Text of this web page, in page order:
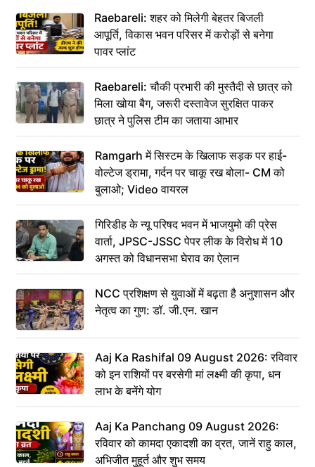
Raebareli: शहर को मिलेगी बेहतर बिजली
आपूर्ति, विकास भवन परिसर में करोड़ों से बनेगा
पावर प्लांट
Raebareli: चौकी प्रभारी की मुस्तैदी से छात्र को
मिला खोया बैग, जरूरी दस्तावेज सुरक्षित पाकर
छात्र ने पुलिस टीम का जताया आभार
Ramgarh में सिस्टम के खिलाफ सड़क पर हाई-
वोल्टेज ड्रामा, गर्दन पर चाकू रख बोला- CM को
बुलाओ; Video वायरल
गिरिडीह के न्यू परिषद भवन में भाजयुमो की प्रेस
वार्ता, JPSC-JSSC पेपर लीक के विरोध में 10
अगस्त को विधानसभा घेराव का ऐलान
NCC प्रशिक्षण से युवाओं में बढ़ता है अनुशासन और
नेतृत्व का गुण: डॉ. जी.एन. खान
Aaj Ka Rashifal 09 August 2026: रविवार
को इन राशियों पर बरसेगी मां लक्ष्मी की कृपा, धन
लाभ के बनेंगे योग
Aaj Ka Panchang 09 August 2026:
रविवार को कामदा एकादशी का व्रत, जानें राहु काल,
अभिजीत मुहूर्त और शुभ समय